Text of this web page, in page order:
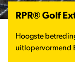
RPR® Golf
Hoogste
uitlopervormend
Verkooppunten
Nieuws & Events
Nieuws & Events
Verkooppunten